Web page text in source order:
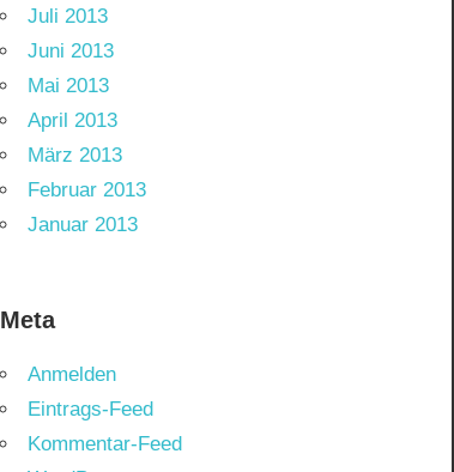
Juli 2013
Juni 2013
Mai 2013
April 2013
März 2013
Februar 2013
Januar 2013
Meta
Anmelden
Eintrags-Feed
Kommentar-Feed